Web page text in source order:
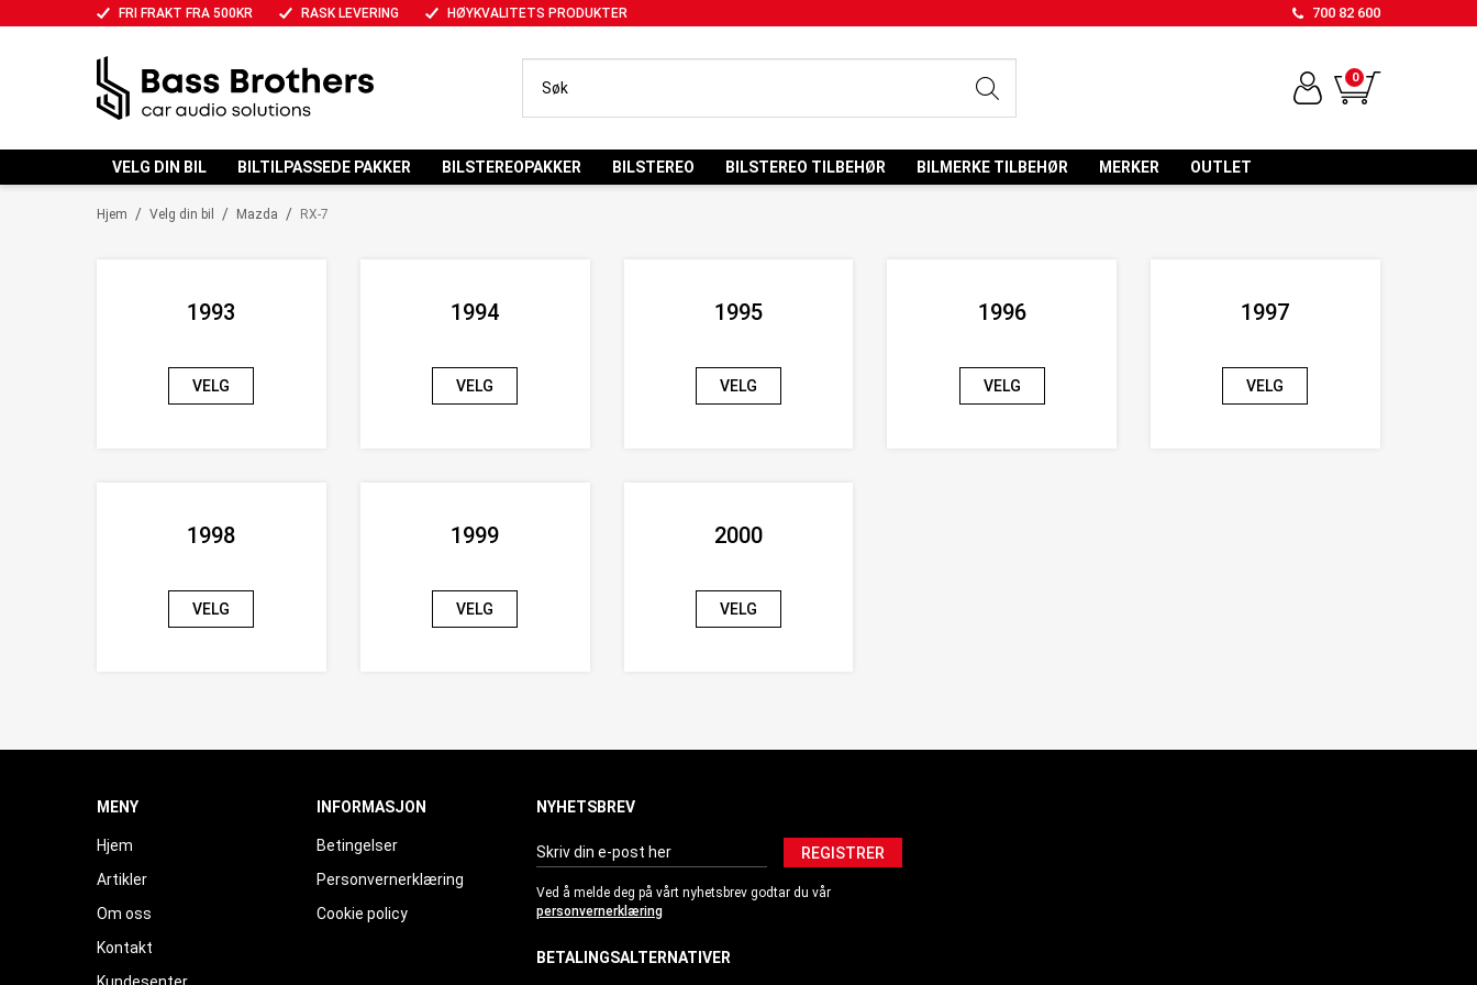
FRI FRAKT FRA 500KR RASK LEVERING HØYKVALITETS PRODUKTER 700 82 600
0
VELG DIN BIL BILTILPASSEDE PAKKER BILSTEREOPAKKER BILSTEREO BILSTEREO TILBEHØR BILMERKE TILBEHØR MERKER OUTLET
/
Hjem /
Velg din bil /
Mazda RX-7
1993
VELG
1994
VELG
1995
VELG
1996
VELG
1997
VELG
1998
VELG
1999
VELG
2000
VELG
MENY
Hjem
Artikler
Om oss
Kontakt
INFORMASJON
Betingelser
Personvernerklæring
Cookie policy
NYHETSBREV
REGISTRER
Ved å melde deg på vårt nyhetsbrev godtar du vår
personvernerklæring
BETALINGSALTERNATIVER